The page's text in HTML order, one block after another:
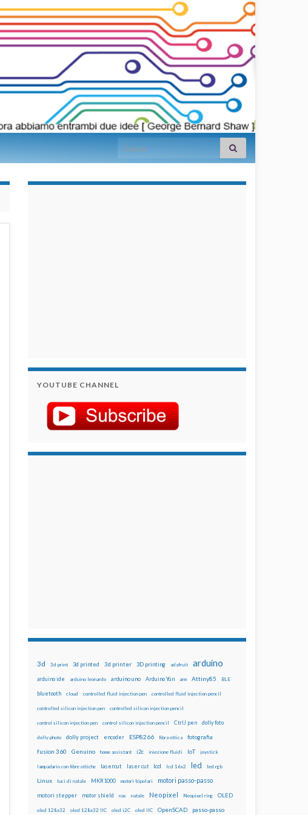
Search for:
YOUTUBE CHANNEL
3d 3d print 3d printed 3d printer 3D printing adafruit arduino
arduino ide arduino leonardo arduino uno Arduino Yún arm Attiny85 BLE
bluetooth cloud controlled fluid injection pen controlled fluid injection pencil
controlled silicon injection pen controlled silicon injection pencil
control silicon injection pen control silicon injection pencil CtrlJ pen dolly foto
dolly photo dolly project encoder ESP8266 fibra ottica fotografia
fusion 360 Genuino home assistant i2c iniezione fluidi IoT joystick
lampadario con fibre ottiche lasercut laser cut lcd lcd 16x2 led led rgb
Linux luci di natale MKR1000 motori bipolari motori passo-passo
motori stepper motor shield nas natale Neopixel Neopixel ring OLED
oled 128x32 oled 128x32 IIC oled i2C oled IIC OpenSCAD passo-passo